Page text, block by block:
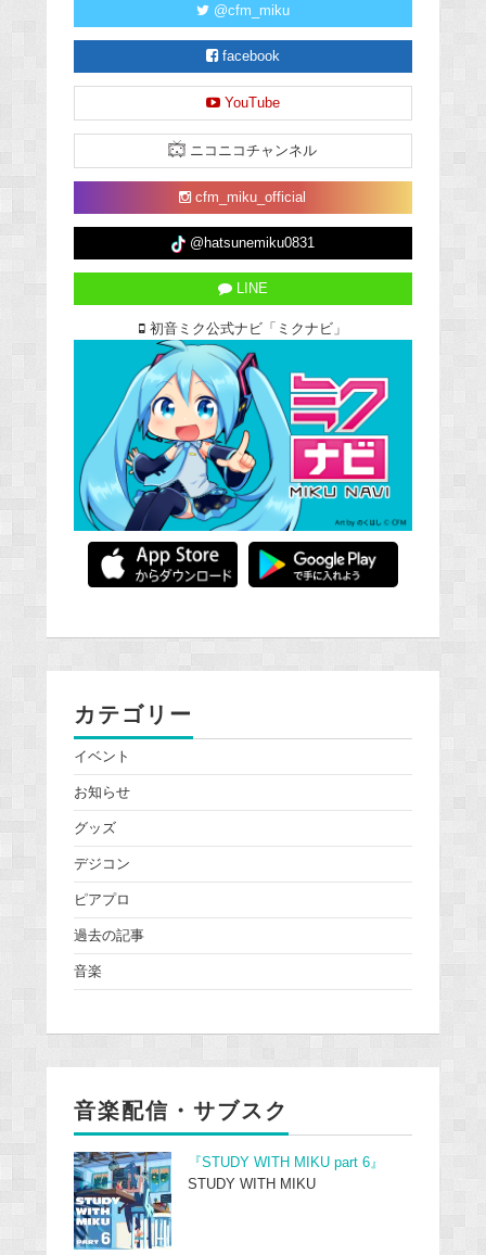
@cfm_miku
facebook
YouTube
ニコニコチャンネル
cfm_miku_official
@hatsunemiku0831
LINE
初音ミク公式ナビ「ミクナビ」
カテゴリー
イベント
お知らせ
グッズ
デジコン
ピアプロ
過去の記事
音楽
音楽配信・サブスク
『STUDY WITH MIKU part 6』
STUDY WITH MIKU